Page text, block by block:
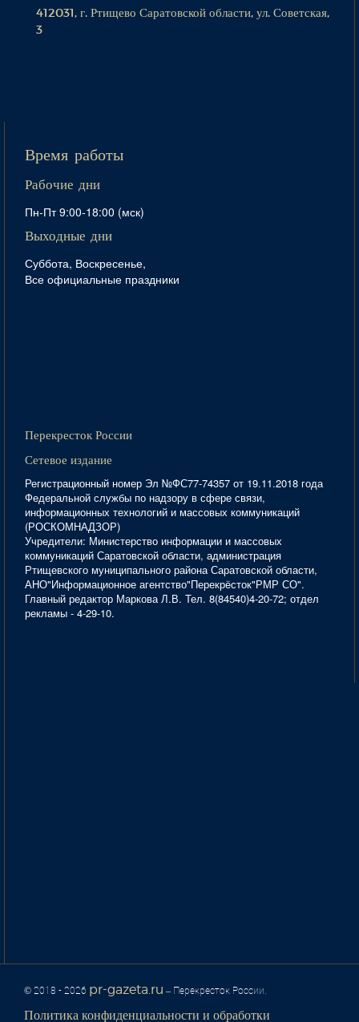
412031, г. Ртищево Саратовской области, ул. Советская,
3
Время работы
Рабочие дни
Пн-Пт 9:00-18:00 (мск)
Выходные дни
Суббота, Воскресенье,
Все официальные праздники
Перекресток России
Сетевое издание
Регистрационный номер Эл №ФС77-74357 от 19.11.2018 года
Федеральной службы по надзору в сфере связи,
информационных технологий и массовых коммуникаций
(РОСКОМНАДЗОР)
Учредители: Министерство информации и массовых
коммуникаций Саратовской области, администрация
Ртищевского муниципального района Саратовской области,
АНО"Информационное агентство"Перекрёсток"РМР СО".
Главный редактор Маркова Л.В. Тел. 8(84540)4-20-72; отдел
рекламы - 4-29-10.
© 2018 - 2026 pr-gazeta.ru – Перекресток России.
Политика конфиденциальности и обработки